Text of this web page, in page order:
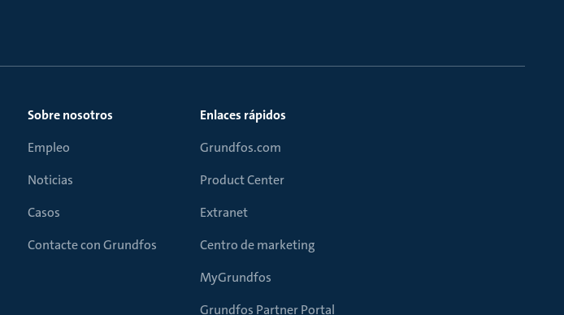
Sobre nosotros
Empleo
Noticias
Casos
Contacte con Grundfos
Enlaces rápidos
Grundfos.com
Product Center
Extranet
Centro de marketing
MyGrundfos
Grundfos Partner Portal